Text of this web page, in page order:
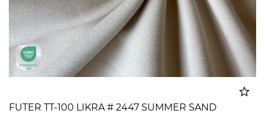
FUTER TT-100 LIKRA # 2447 SUMMER SAND